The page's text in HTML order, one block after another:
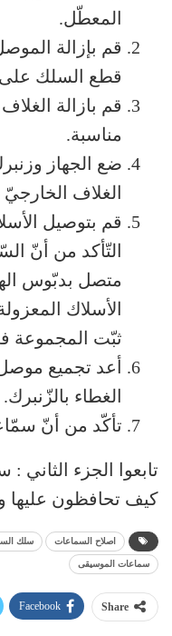
المعطّل.
قم بإزالة
قطع السلك على بعد 2.5 سنتمتر
قم بازالة
مناسبة.
ضع الجهاز
الغلاف
قم بتوصيل
التّأكد من أنّ
متصل بدبّوس
الأسلاك
ثبّت المجموعة
أعد تجميع
الغطاء بالزّنبرك.
تأكّد من أنّ
كيف تحافظون عليها
اصلاح السماعات سلك
سماعات الموسيقى
Share
Facebook